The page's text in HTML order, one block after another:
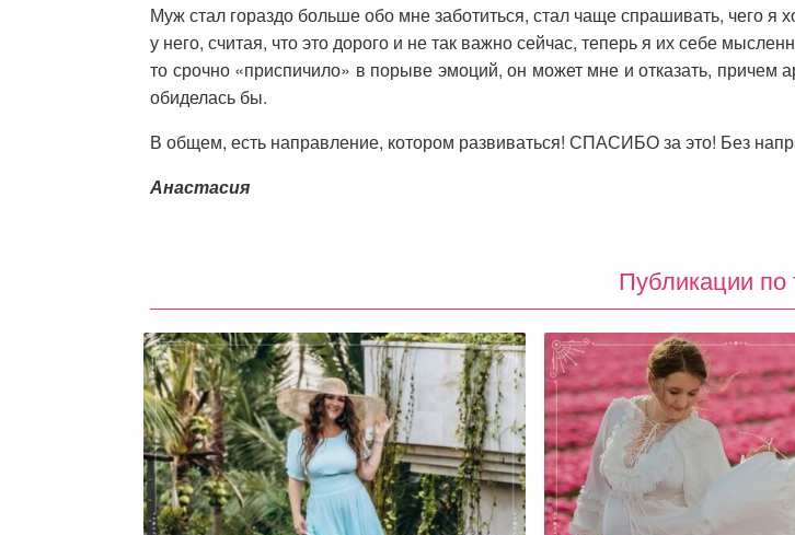
Муж стал гораздо больше обо мне заботиться, стал чаще спрашивать, чего
у него, считая, что это дорого и не так важно сейчас, теперь я их себе
то срочно «приспичило» в порыве эмоций, он может мне и отказать,
обиделась бы.
В общем, есть направление, котором развиваться! СПАСИБО за это! Без
Анастасия
Публикации по